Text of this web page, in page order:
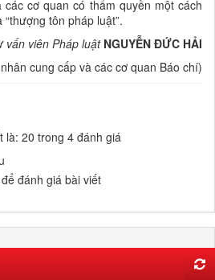
cơ quan có thẩm quyền một cách
tôn pháp luật”.
vấn viên Pháp luậtNGUYỄN ĐỨC HẢI
cung cấp và các cơ quan Báo chí)
là: 20 trong 4 đánh giá
đánh giá bài viết